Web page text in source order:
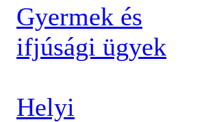
Gyermek és
ifjúsági ügyek
Helyi